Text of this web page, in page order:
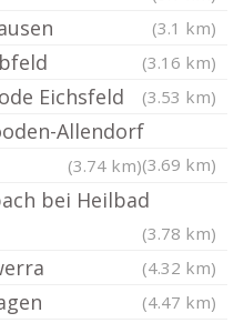
(3.1 km)
(3.16 km)
Eichsfeld (3.53 km)
Allendorf
(3.69 km)
(3.74 km)
bei Heilbad
(3.78 km)
(4.32 km)
(4.47 km)